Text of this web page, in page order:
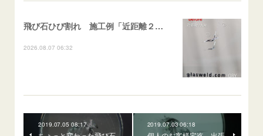
飛び石ひび割れ 施工例「近距離２箇所・パーシャル系+ストレート系」CX-8
2026.08.07 06:32
2019.07.05 08:17 2019.07.03 06:18